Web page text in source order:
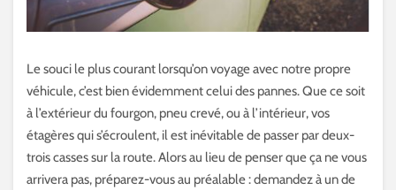
Le souci le plus courant lorsqu’on voyage avec notre propre
véhicule, c’est bien évidemment celui des pannes. Que ce soit
à l’extérieur du fourgon, pneu crevé, ou à l’intérieur, vos
étagères qui s’écroulent, il est inévitable de passer par deux-
trois casses sur la route. Alors au lieu de penser que ça ne vous
arrivera pas, préparez-vous au préalable : demandez à un de